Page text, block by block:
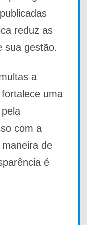
reduz as
sua gestão.
a
uma
com a
maneira de
é